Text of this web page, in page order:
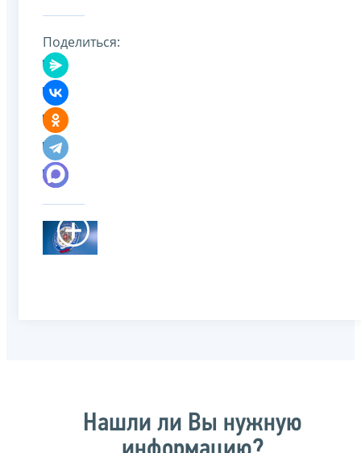
Поделиться:
Нашли ли Вы нужную